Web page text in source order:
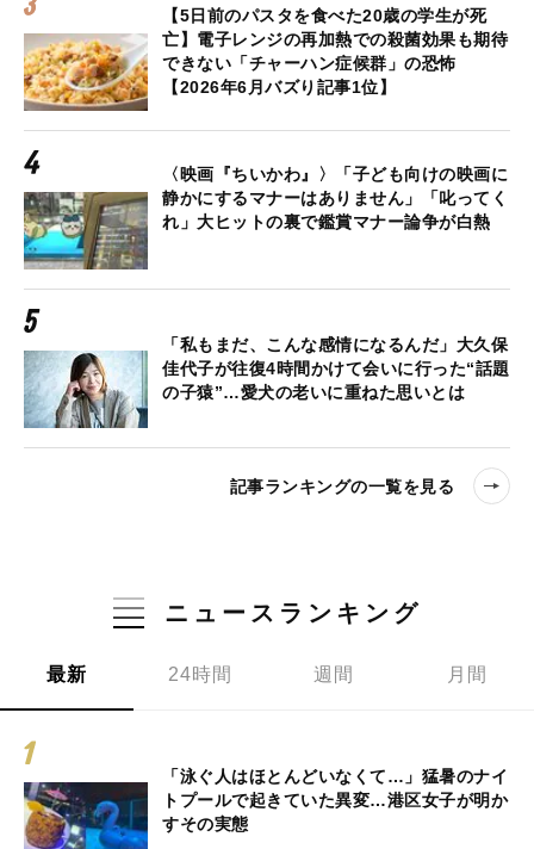
【5日前のパスタを食べた20歳の学生が死
亡】電子レンジの再加熱での殺菌効果も期待
できない「チャーハン症候群」の恐怖
【2026年6月バズり記事1位】
〈映画『ちいかわ』〉「子ども向けの映画に
静かにするマナーはありません」「叱ってく
れ」大ヒットの裏で鑑賞マナー論争が白熱
「私もまだ、こんな感情になるんだ」大久保
佳代子が往復4時間かけて会いに行った“話題
の子猿”…愛犬の老いに重ねた思いとは
記事ランキングの一覧を見る
ニュースランキング
最新 24時間 週間 月間
「泳ぐ人はほとんどいなくて…」猛暑のナイ
トプールで起きていた異変…港区女子が明か
すその実態